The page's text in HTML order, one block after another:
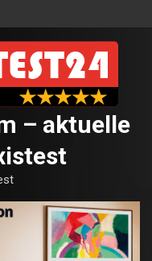
– aktuelle